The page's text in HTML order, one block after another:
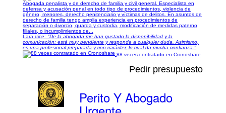
Abogada penalista y de derecho de familia y civil general. Especialista en
defensa y acusación penal en todo tipo de procedimientos, violencia de
género, menores, derecho penitenciario y víctimas de delitos. En asuntos de
derecho de familia tengo amplia experiencia en procedimientos de
separación o divorcio, guarda y custodia, modificación de medidas paterno
filiales, o incumplimientos de...
Lara dice: "De la abogada me han gustado la disponibilidad y la
comunicación: está muy pendiente y responde a cualquier duda. Asimismo,
es una profesional preparada y con carácter, lo cual da mucha confianza."
88 veces contratado en Cronoshare
Pedir presupuesto
Perito Y Abogado